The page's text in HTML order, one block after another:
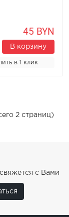
45 BYN
В корзину
в 1 клик
2 страниц)
с Вами